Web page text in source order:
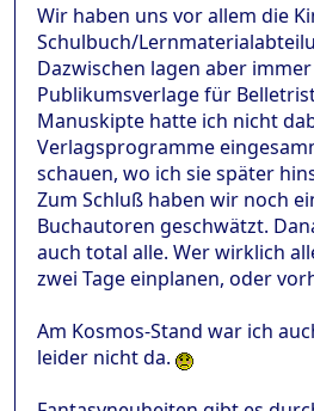
Wir haben uns vor allem die
Schulbuch/
Dazwischen lagen aber
Publikumsverlage für
Manuskipte hatte ich nicht
Verlagsprogramme
schauen, wo ich sie später
Zum Schluß haben wir noch
Buchautoren geschwätzt.
auch total alle. Wer wirklich
zwei Tage einplanen, oder
Am Kosmos-Stand war ich
leider nicht da.